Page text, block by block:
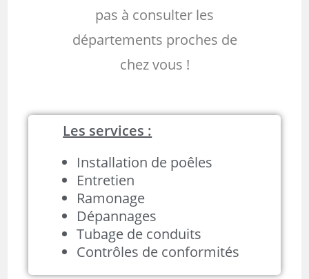
pas à consulter les
départements proches de
chez vous !
Les services :
Installation de poêles
Entretien
Ramonage
Dépannages
Tubage de conduits
Contrôles de conformités